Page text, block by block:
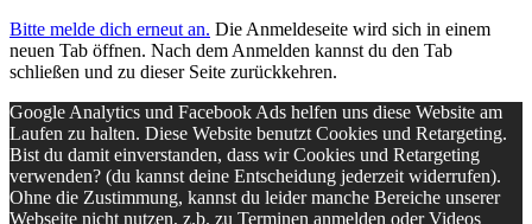
Bitte melde dich erneut an. Die Anmeldeseite wird sich in einem
neuen Tab öffnen. Nach dem Anmelden kannst du den Tab
schließen und zu dieser Seite zurückkehren.
Google Analytics und Facebook Ads helfen uns diese Website am
Laufen zu halten. Diese Website benutzt Cookies und Retargeting.
Bist du damit einverstanden, dass wir Cookies und Retargeting
verwenden? (du kannst deine Entscheidung jederzeit widerrufen).
Ohne die Zustimmung, kannst du leider manche Bereiche unserer
Webseite nicht nutzen, z.b. zu Terminen anmelden oder Videos